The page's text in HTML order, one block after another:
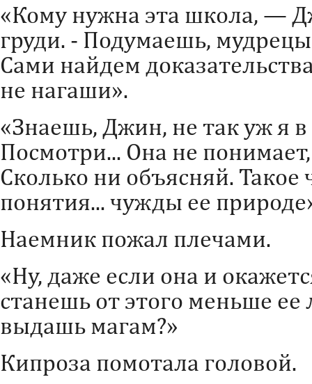
«Кому нужна эта школа, —
груди. - Подумаешь,
Сами найдем
не нагаши».
«Знаешь, Джин, не так уж я в
Посмотри... Она не
Сколько ни объясняй. Такое
понятия... чужды ее
Наемник пожал плечами.
«Ну, даже если она и
станешь от этого меньше
выдашь магам?»
Кипроза помотала головой.